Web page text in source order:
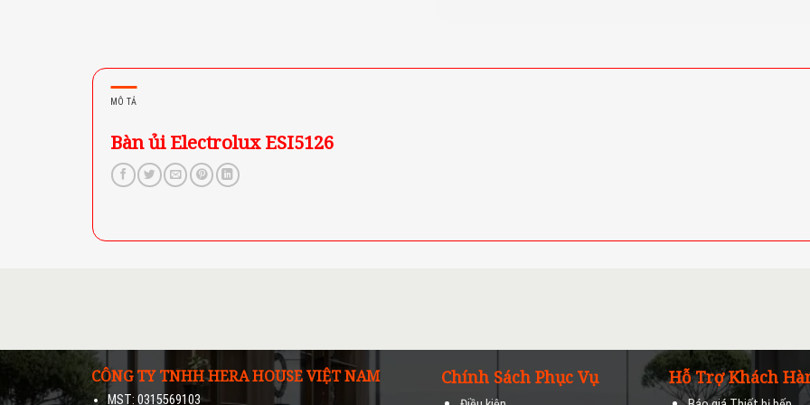
MÔ TẢ
Bàn ủi Electrolux ESI5126
CÔNG TY TNHH HERA HOUSE VIỆT NAM
MST: 0315569103
Chính Sách Phục Vụ Hỗ Trợ Khách